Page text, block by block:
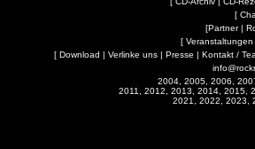
[
[Partner|
[ Veranstaltungen
[ Download | Verlinke uns | Presse | Kontakt /
2004, 2005, 2006,
2011, 2012, 2013, 2014, 2015,
2021, 2022, 2023,